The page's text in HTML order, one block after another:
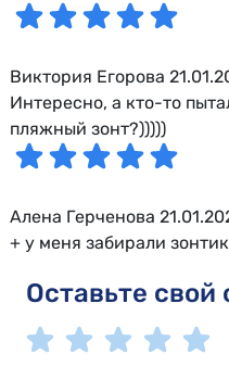
Виктория Егорова
Интересно, а кто-то
пляжный зонт?)))))
Алена Герченова
+ у меня забирали
Оставьте свой